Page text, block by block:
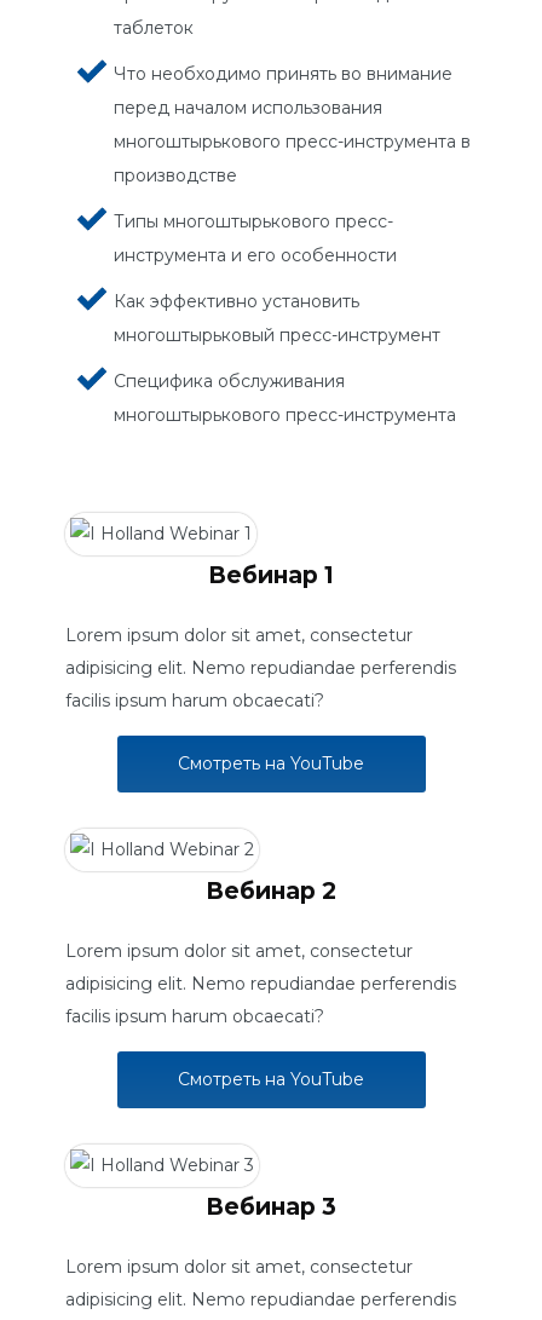
таблеток
Что необходимо принять во внимание
перед началом использования
многоштырькового пресс-инструмента в
производстве
Типы многоштырькового пресс-
инструмента и его особенности
Как эффективно установить
многоштырьковый пресс-инструмент
Специфика обслуживания
многоштырькового пресс-инструмента
Вебинар 1
Lorem ipsum dolor sit amet, consectetur
adipisicing elit. Nemo repudiandae perferendis
facilis ipsum harum obcaecati?
Смотреть на YouTube
Вебинар 2
Lorem ipsum dolor sit amet, consectetur
adipisicing elit. Nemo repudiandae perferendis
facilis ipsum harum obcaecati?
Смотреть на YouTube
Вебинар 3
Lorem ipsum dolor sit amet, consectetur
adipisicing elit. Nemo repudiandae perferendis